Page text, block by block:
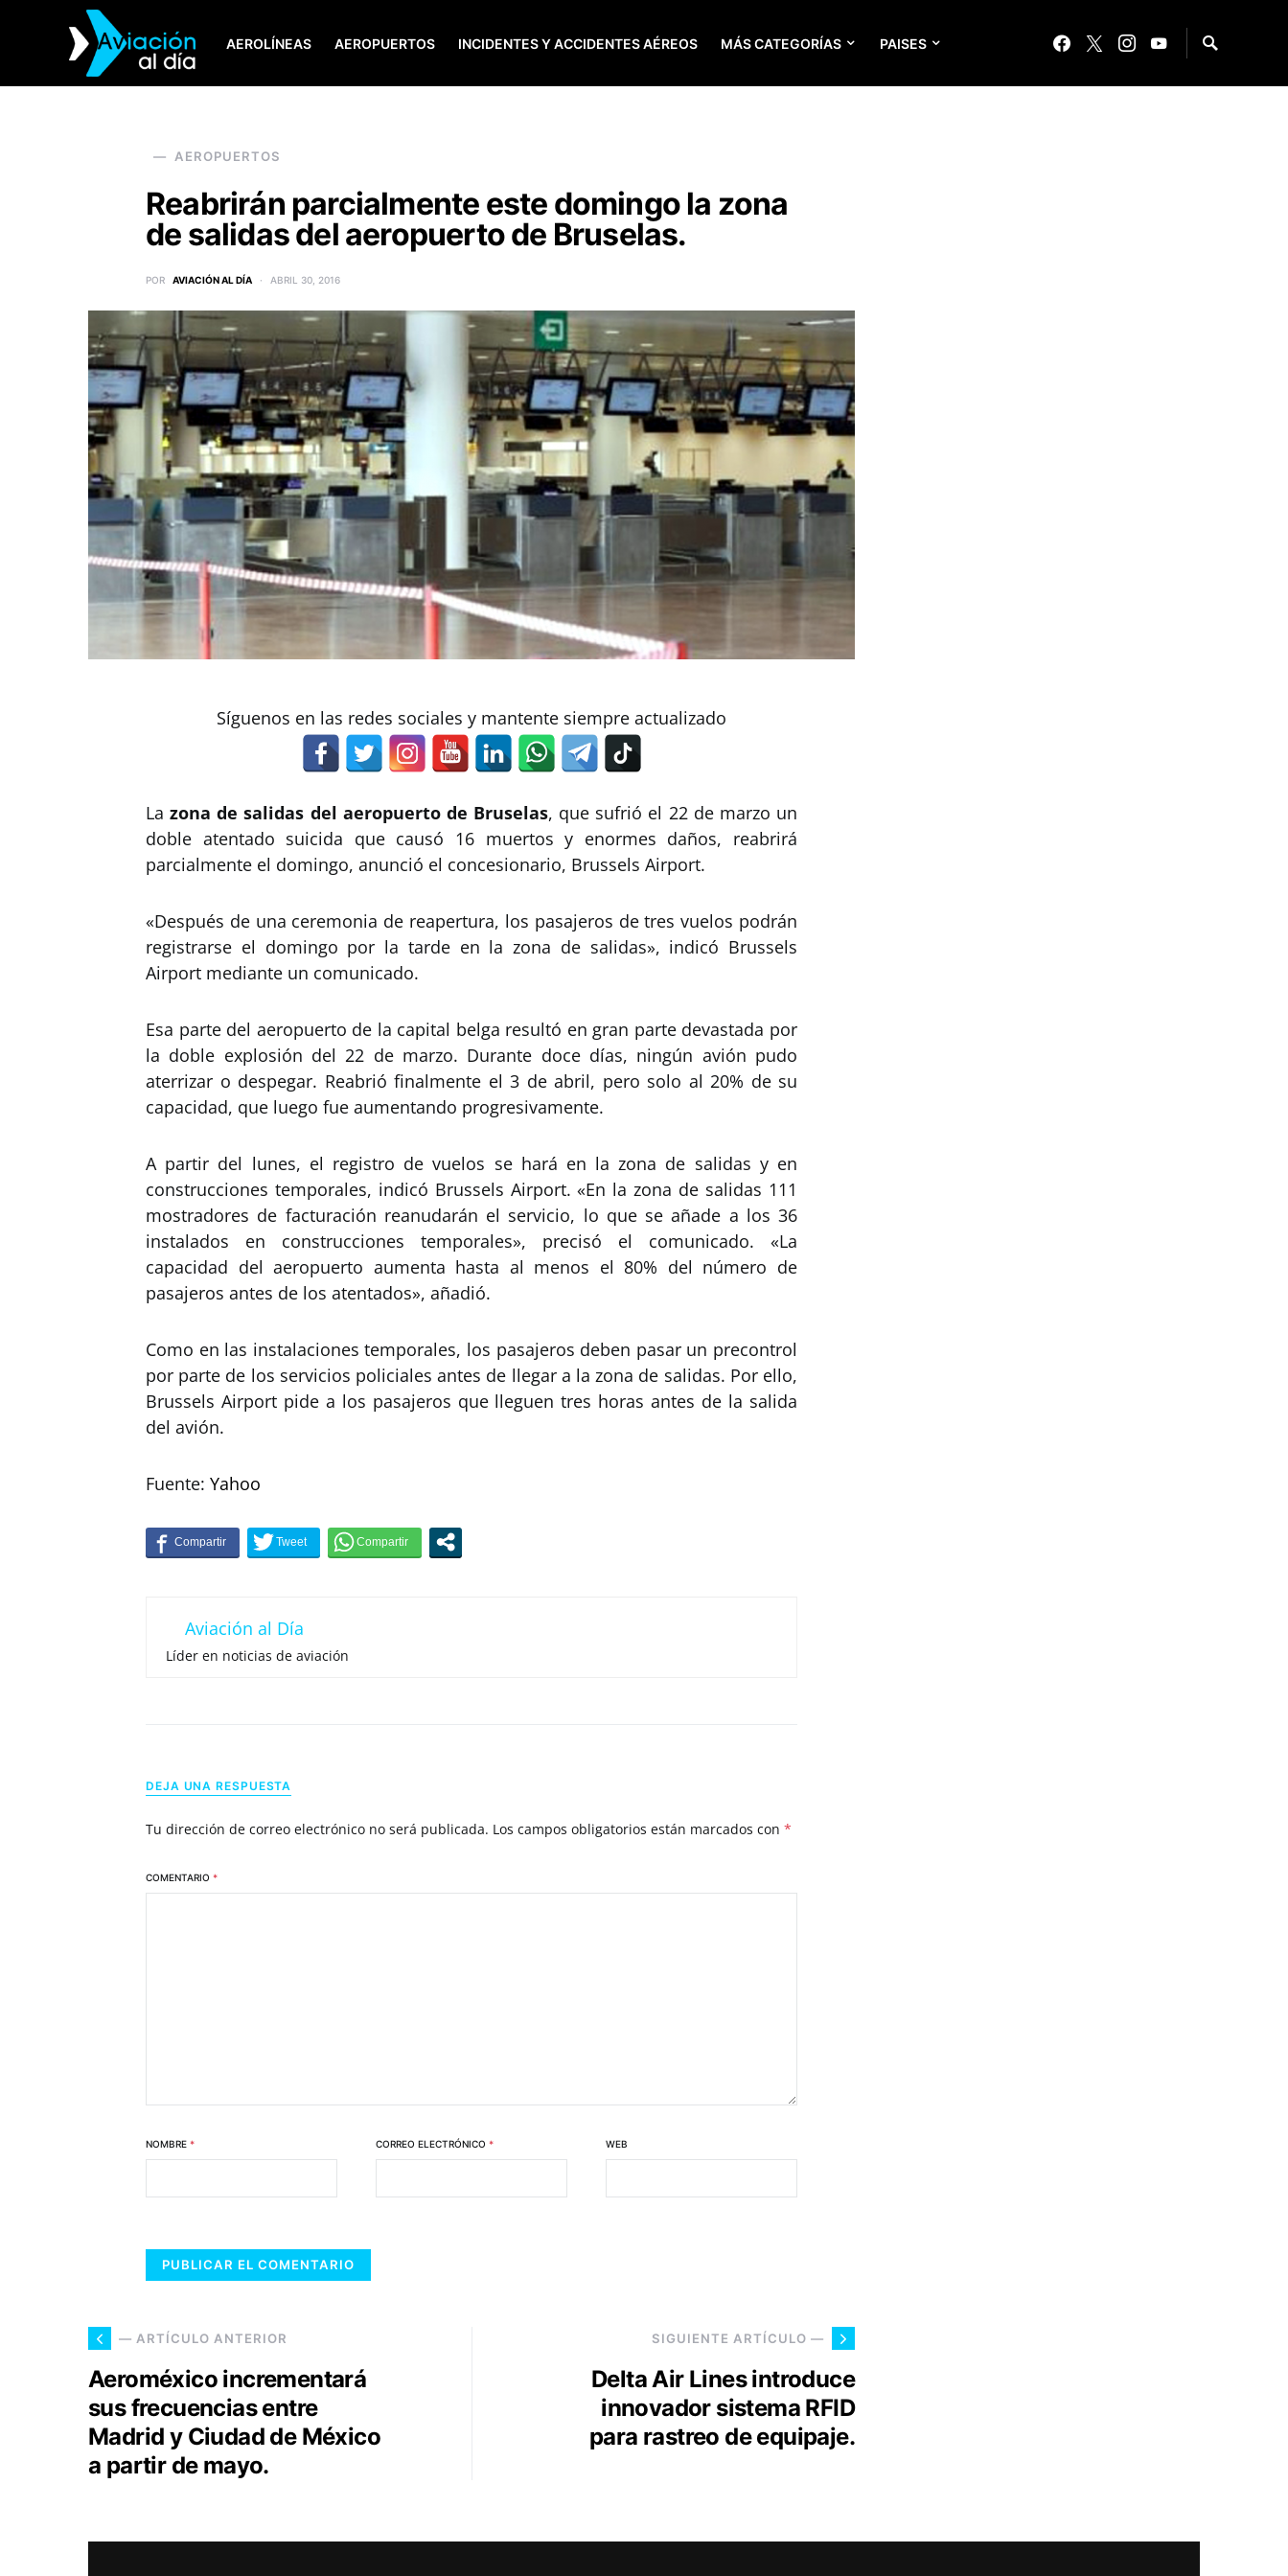
AEROLÍNEAS AEROPUERTOS INCIDENTES Y ACCIDENTES AÉREOS MÁS CATEGORÍAS PAISES
SEARCH FOR:
AEROPUERTOS
Reabrirán parcialmente este domingo la zona
de salidas del aeropuerto de Bruselas.
POR AVIACIÓN AL DÍA ABRIL 30, 2016
Síguenos en las redes sociales y mantente siempre actualizado
Lazona de salidas del aeropuerto de Bruselas, que sufrió el 22 de marzo un
doble atentado suicida que causó 16 muertos y enormes daños, reabrirá
parcialmente el domingo, anunció el concesionario, Brussels Airport.
«Después de una ceremonia de reapertura, los pasajeros de tres vuelos podrán
registrarse el domingo por la tarde en la zona de salidas», indicó Brussels
Airport mediante un comunicado.
Esa parte del aeropuerto de la capital belga resultó en gran parte devastada por
la doble explosión del 22 de marzo. Durante doce días, ningún avión pudo
aterrizar o despegar. Reabrió finalmente el 3 de abril, pero solo al 20% de su
capacidad, que luego fue aumentando progresivamente.
A partir del lunes, el registro de vuelos se hará en la zona de salidas y en
construcciones temporales, indicó Brussels Airport. «En la zona de salidas 111
mostradores de facturación reanudarán el servicio, lo que se añade a los 36
instalados en construcciones temporales», precisó el comunicado. «La
capacidad del aeropuerto aumenta hasta al menos el 80% del número de
pasajeros antes de los atentados», añadió.
Como en las instalaciones temporales, los pasajeros deben pasar un precontrol
por parte de los servicios policiales antes de llegar a la zona de salidas. Por ello,
Brussels Airport pide a los pasajeros que lleguen tres horas antes de la salida
del avión.
Fuente: Yahoo
Aviación al Día
Líder en noticias de aviación
DEJA UNA RESPUESTA
Tu dirección de correo electrónico no será publicada. Los campos obligatorios están marcados con *
COMENTARIO *
NOMBRE * CORREO ELECTRÓNICO * WEB
— ARTÍCULO ANTERIOR
Aeroméxico incrementará
sus frecuencias entre
Madrid y Ciudad de México
a partir de mayo.
SIGUIENTE ARTÍCULO —
Delta Air Lines introduce
innovador sistema RFID
para rastreo de equipaje.